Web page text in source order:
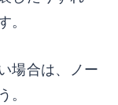
。
場合は、ノー
。